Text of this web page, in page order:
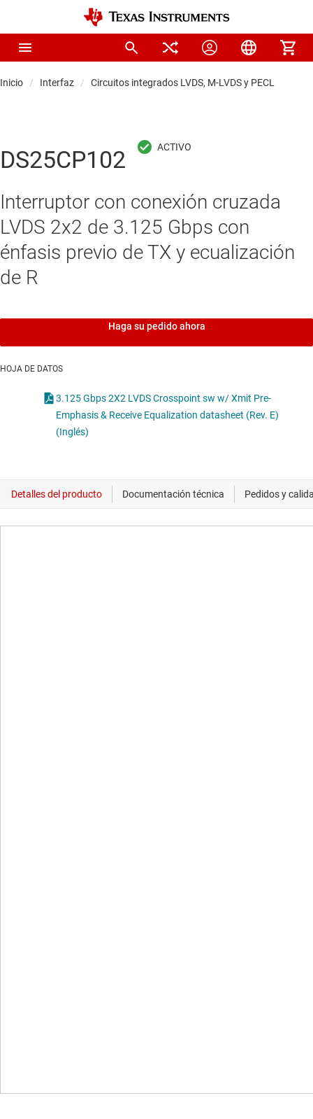
Inicio Interfaz Circuitos integrados LVDS, M-LVDS y PECL
DS25CP102
Interruptor con conexión cruzada
LVDS 2x2 de 3.125 Gbps con
énfasis previo de TX y ecualización
de R
Haga su pedido ahora
HOJA DE DATOS
3.125 Gbps 2X2 LVDS Crosspoint sw w/ Xmit Pre-
Emphasis & Receive Equalization datasheet (Rev. E)
(Inglés)